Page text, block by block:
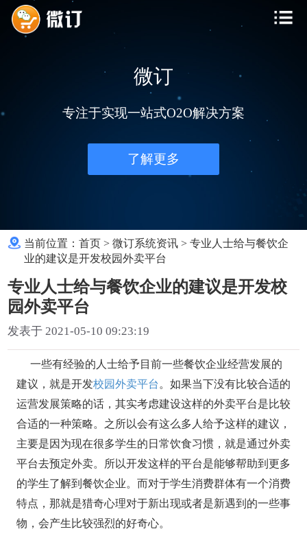
微订
专注于实现一站式O2O解决方案
了解更多
当前位置：首页 >微订系统资讯 >专业人士给与餐饮企
业的建议是开发校园外卖平台
专业人士给与餐饮企业的建议是开发校
园外卖平台
发表于 2021-05-10 09:23:19
一些有经验的人士给予目前一些餐饮企业经营发展的
建议，就是开发校园外卖平台 。如果当下没有比较合适的
运营发展策略的话，其实考虑建设这样的外卖平台是比较
合适的一种策略。之所以会有这么多人给予这样的建议，
主要是因为现在很多学生的日常饮食习惯，就是通过外卖
平台去预定外卖。所以开发这样的平台是能够帮助到更多
的学生了解到餐饮企业。而对于学生消费群体有一个消费
特点，那就是猎奇心理对于新出现或者是新遇到的一些事
物，会产生比较强烈的好奇心。